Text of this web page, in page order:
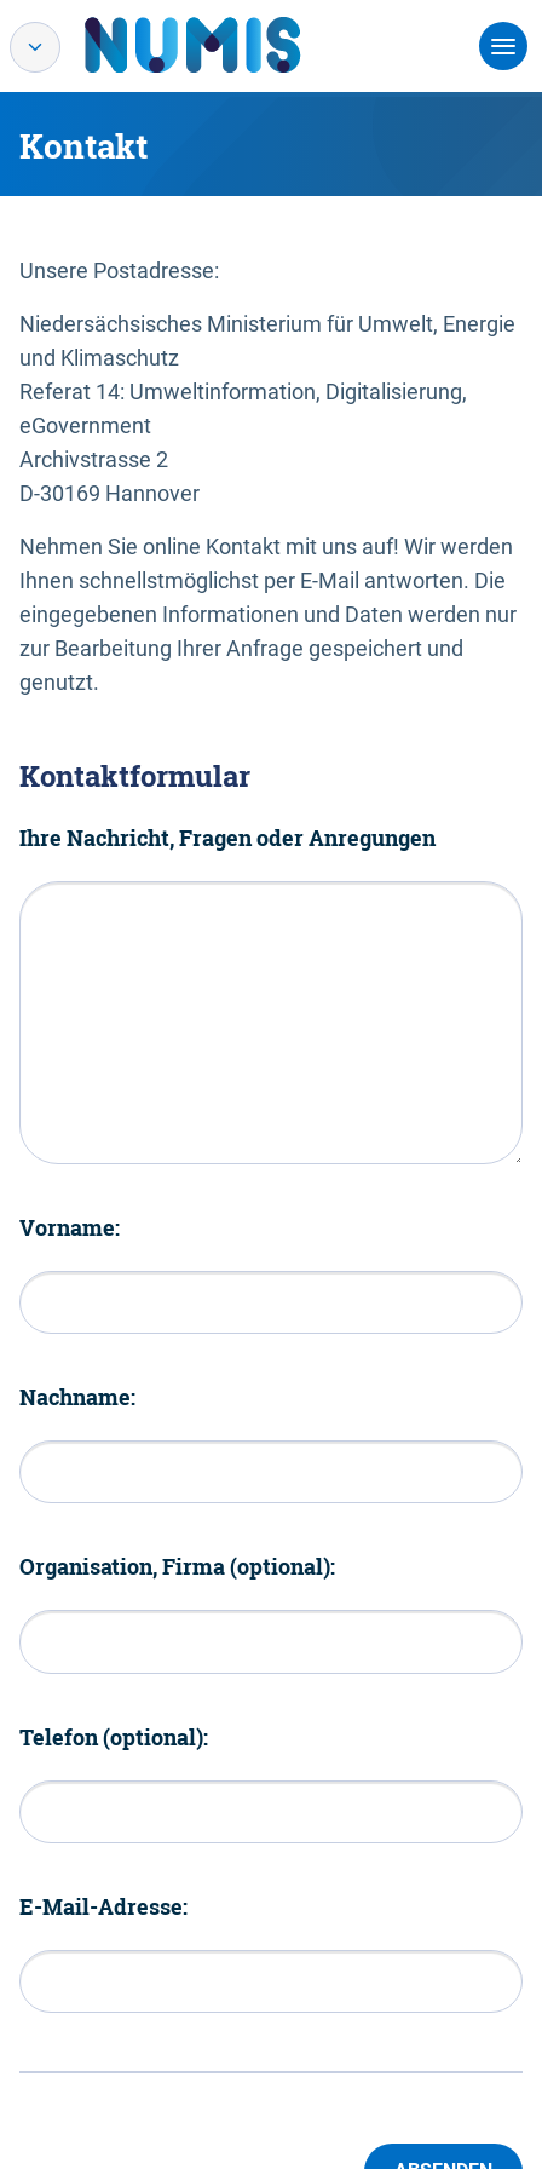
Kontakt
Unsere Postadresse:
Niedersächsisches Ministerium für Umwelt, Energie
und Klimaschutz
Referat 14: Umweltinformation, Digitalisierung,
eGovernment
Archivstrasse 2
D-30169 Hannover
Nehmen Sie online Kontakt mit uns auf! Wir werden
Ihnen schnellstmöglichst per E-Mail antworten. Die
eingegebenen Informationen und Daten werden nur
zur Bearbeitung Ihrer Anfrage gespeichert und
genutzt.
Kontaktformular
Ihre Nachricht, Fragen oder Anregungen
Vorname:
Nachname:
Organisation, Firma (optional):
Telefon (optional):
E-Mail-Adresse: